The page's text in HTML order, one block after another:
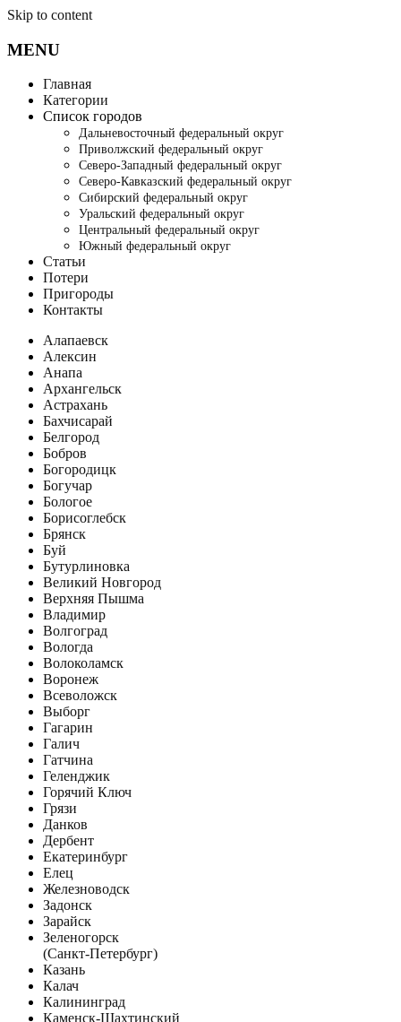
Skip to content
MENU
Главная
Категории
Список городов
Дальневосточный федеральный округ
Приволжский федеральный округ
Северо-Западный федеральный округ
Северо-Кавказский федеральный округ
Сибирский федеральный округ
Уральский федеральный округ
Центральный федеральный округ
Южный федеральный округ
Статьи
Потери
Пригороды
Контакты
Алапаевск
Алексин
Анапа
Архангельск
Астрахань
Бахчисарай
Белгород
Бобров
Богородицк
Богучар
Бологое
Борисоглебск
Брянск
Буй
Бутурлиновка
Великий Новгород
Верхняя Пышма
Владимир
Волгоград
Вологда
Волоколамск
Воронеж
Всеволожск
Выборг
Гагарин
Галич
Гатчина
Геленджик
Горячий Ключ
Грязи
Данков
Дербент
Екатеринбург
Елец
Железноводск
Задонск
Зарайск
Зеленогорск
(Санкт-Петербург)
Казань
Калач
Калининград
Каменск-Шахтинский